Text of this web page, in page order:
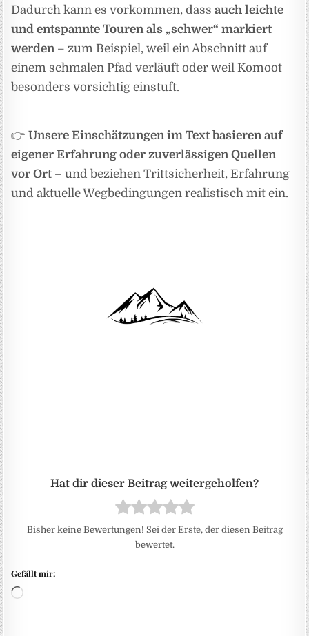
Dadurch kann es vorkommen, dassauch leichte
und entspannte Touren als „schwer“ markiert
werden– zum Beispiel, weil ein Abschnitt auf
einem schmalen Pfad verläuft oder weil Komoot
besonders vorsichtig einstuft.
👉Unsere Einschätzungen im Text basieren auf
eigener Erfahrung oder zuverlässigen Quellen
vor Ort – und beziehen Trittsicherheit, Erfahrung
und aktuelle Wegbedingungen realistisch mit ein.
Bisher keine Bewertungen! Sei der Erste, der diesen Beitrag
bewertet.
Gefällt mir:
Wird geladen …